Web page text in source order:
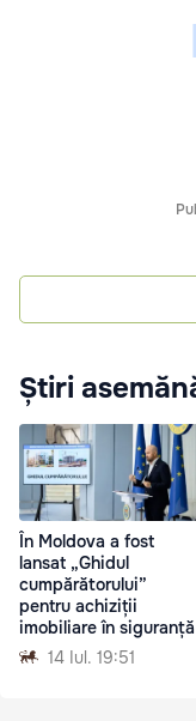
Știri
În Moldova a fost
lansat „Ghidul
cumpărătorului”
pentru achiziții
imobiliare în siguranță
14 Iul. 19:51